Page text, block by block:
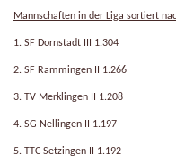
Mannschaften in der Liga sortiert
1. SF Dornstadt III 1.304
2. SF Rammingen II 1.266
3. TV Merklingen II 1.208
4. SG Nellingen II 1.197
5. TTC Setzingen II 1.192